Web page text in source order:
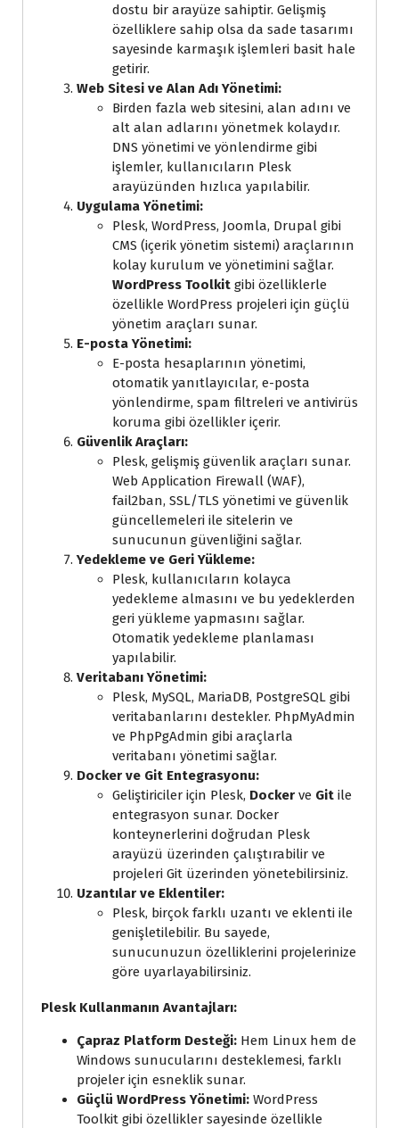
dostu bir arayüze sahiptir. Gelişmiş
özelliklere sahip olsa da sade tasarımı
sayesinde karmaşık işlemleri basit hale
getirir.
Web Sitesi ve Alan Adı Yönetimi:
Birden fazla web sitesini, alan adını ve
alt alan adlarını yönetmek kolaydır.
DNS yönetimi ve yönlendirme gibi
işlemler, kullanıcıların Plesk
arayüzünden hızlıca yapılabilir.
Uygulama Yönetimi:
Plesk, WordPress, Joomla, Drupal gibi
CMS (içerik yönetim sistemi) araçlarının
kolay kurulum ve yönetimini sağlar.
WordPress Toolkit gibi özelliklerle
özellikle WordPress projeleri için güçlü
yönetim araçları sunar.
E-posta Yönetimi:
E-posta hesaplarının yönetimi,
otomatik yanıtlayıcılar, e-posta
yönlendirme, spam filtreleri ve antivirüs
koruma gibi özellikler içerir.
Güvenlik Araçları:
Plesk, gelişmiş güvenlik araçları sunar.
Web Application Firewall (WAF),
fail2ban, SSL/TLS yönetimi ve güvenlik
güncellemeleri ile sitelerin ve
sunucunun güvenliğini sağlar.
Yedekleme ve Geri Yükleme:
Plesk, kullanıcıların kolayca
yedekleme almasını ve bu yedeklerden
geri yükleme yapmasını sağlar.
Otomatik yedekleme planlaması
yapılabilir.
Veritabanı Yönetimi:
Plesk, MySQL, MariaDB, PostgreSQL gibi
veritabanlarını destekler. PhpMyAdmin
ve PhpPgAdmin gibi araçlarla
veritabanı yönetimi sağlar.
Docker ve Git Entegrasyonu:
Geliştiriciler için Plesk, Docker ve Git ile
entegrasyon sunar. Docker
konteynerlerini doğrudan Plesk
arayüzü üzerinden çalıştırabilir ve
projeleri Git üzerinden yönetebilirsiniz.
Uzantılar ve Eklentiler:
Plesk, birçok farklı uzantı ve eklenti ile
genişletilebilir. Bu sayede,
sunucunuzun özelliklerini projelerinize
göre uyarlayabilirsiniz.
Plesk Kullanmanın Avantajları:
Çapraz Platform Desteği: Hem Linux hem de
Windows sunucularını desteklemesi, farklı
projeler için esneklik sunar.
Güçlü WordPress Yönetimi: WordPress
Toolkit gibi özellikler sayesinde özellikle